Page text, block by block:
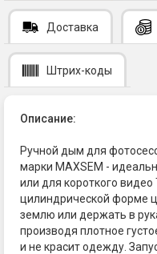
Доставка
Штрих-коды
Описание:
Ручной дым для
марки MAXSEM -
или для короткого
цилиндрической форме
землю или держать в
производя плотное
и не красит одежду.